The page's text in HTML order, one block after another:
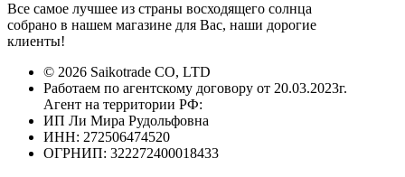
Все самое лучшее из страны восходящего солнца
собрано в нашем магазине для Вас, наши дорогие
клиенты!
© 2026 Saikotrade CO, LTD
Работаем по агентскому договору от 20.03.2023г.
Агент на территории РФ:
ИП Ли Мира Рудольфовна
ИНН: 272506474520
ОГРНИП: 322272400018433